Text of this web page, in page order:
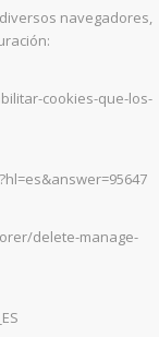
navegadores,
cookies-que-los-
delete-manage-